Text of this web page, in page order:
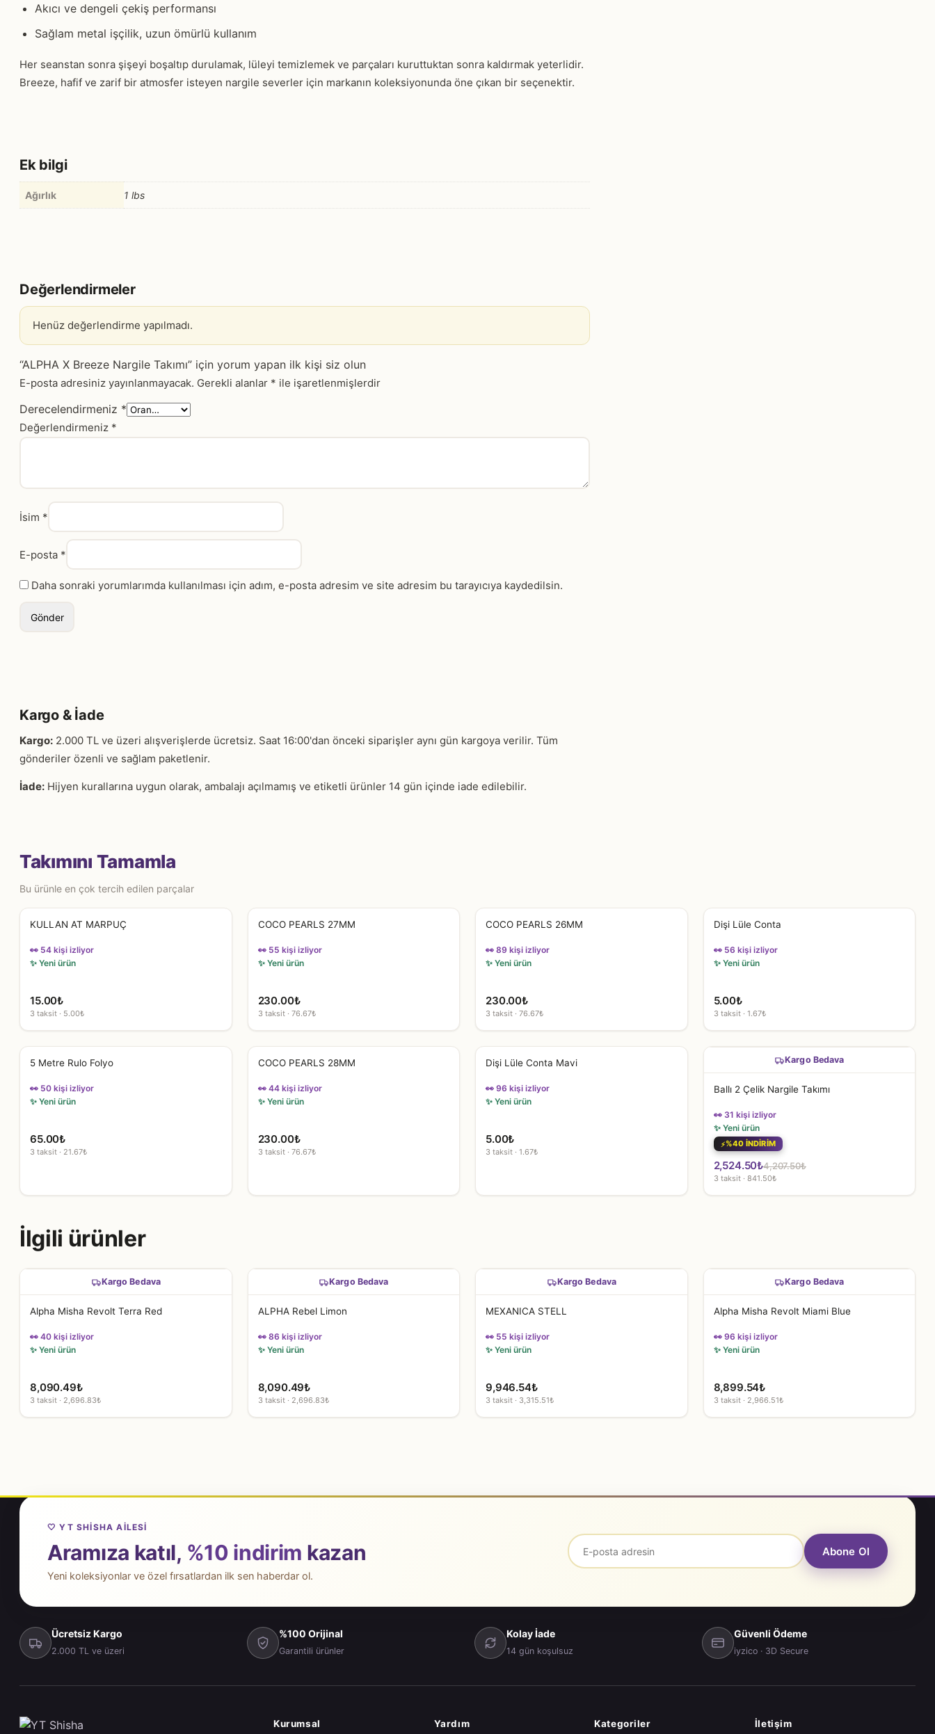
Akıcı ve dengeli çekiş performansı
Sağlam metal işçilik, uzun ömürlü kullanım
Her seanstan sonra şişeyi boşaltıp durulamak, lüleyi temizlemek ve parçaları kuruttuktan sonra kaldırmak yeterlidir.
Breeze, hafif ve zarif bir atmosfer isteyen nargile severler için markanın koleksiyonunda öne çıkan bir seçenektir.
Ek bilgi
Ağırlık 1 lbs
Değerlendirmeler
Henüz değerlendirme yapılmadı.
“ALPHA X Breeze Nargile Takımı” için yorum yapan ilk kişi siz olun
E-posta adresiniz yayınlanmayacak. Gerekli alanlar * ile işaretlenmişlerdir
Derecelendirmeniz *
Değerlendirmeniz *
İsim *
E-posta *
Daha sonraki yorumlarımda kullanılması için adım, e-posta adresim ve site adresim bu tarayıcıya kaydedilsin.
Kargo & İade
Kargo: 2.000 TL ve üzeri alışverişlerde ücretsiz. Saat 16:00'dan önceki siparişler aynı gün kargoya verilir. Tüm
gönderiler özenli ve sağlam paketlenir.
İade: Hijyen kurallarına uygun olarak, ambalajı açılmamış ve etiketli ürünler 14 gün içinde iade edilebilir.
Takımını Tamamla
Bu ürünle en çok tercih edilen parçalar
KULLAN AT MARPUÇ
👀 54 kişi izliyor
✨ Yeni ürün
15.00₺
3 taksit · 5.00₺
COCO PEARLS 27MM
👀 55 kişi izliyor
✨ Yeni ürün
230.00₺
3 taksit · 76.67₺
COCO PEARLS 26MM
👀 89 kişi izliyor
✨ Yeni ürün
230.00₺
3 taksit · 76.67₺
Dişi Lüle Conta
👀 56 kişi izliyor
✨ Yeni ürün
5.00₺
3 taksit · 1.67₺
5 Metre Rulo Folyo
👀 50 kişi izliyor
✨ Yeni ürün
65.00₺
3 taksit · 21.67₺
COCO PEARLS 28MM
👀 44 kişi izliyor
✨ Yeni ürün
230.00₺
3 taksit · 76.67₺
Dişi Lüle Conta Mavi
👀 96 kişi izliyor
✨ Yeni ürün
5.00₺
3 taksit · 1.67₺
Kargo Bedava
Ballı 2 Çelik Nargile Takımı
👀 31 kişi izliyor
✨ Yeni ürün
%40 İNDİRİM
4,207.50₺
Orijinal
fiyat:
2,524.50₺
Şu
andaki
3 taksit · 841.50₺
İlgili ürünler
Kargo Bedava
Alpha Misha Revolt Terra Red
👀 40 kişi izliyor
✨ Yeni ürün
8,090.49₺
3 taksit · 2,696.83₺
Kargo Bedava
ALPHA Rebel Limon
👀 86 kişi izliyor
✨ Yeni ürün
8,090.49₺
3 taksit · 2,696.83₺
Kargo Bedava
MEXANICA STELL
👀 55 kişi izliyor
✨ Yeni ürün
9,946.54₺
3 taksit · 3,315.51₺
Kargo Bedava
Alpha Misha Revolt Miami Blue
👀 96 kişi izliyor
✨ Yeni ürün
8,899.54₺
3 taksit · 2,966.51₺
🤍 YT SHISHA AILESI
Aramıza katıl, %10 indirim kazan
Yeni koleksiyonlar ve özel fırsatlardan ilk sen haberdar ol.
Abone Ol
Ücretsiz Kargo
2.000 TL ve üzeri
%100 Orijinal
Garantili ürünler
Kolay İade
14 gün koşulsuz
Güvenli Ödeme
iyzico · 3D Secure
Kurumsal Yardım Kategoriler İletişim